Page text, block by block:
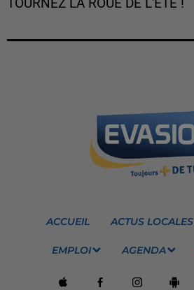
TOURNEZ LA ROUE DE L'ÉTÉ !
ACCUEIL ACTUS LOCALES
EMPLOI AGENDA